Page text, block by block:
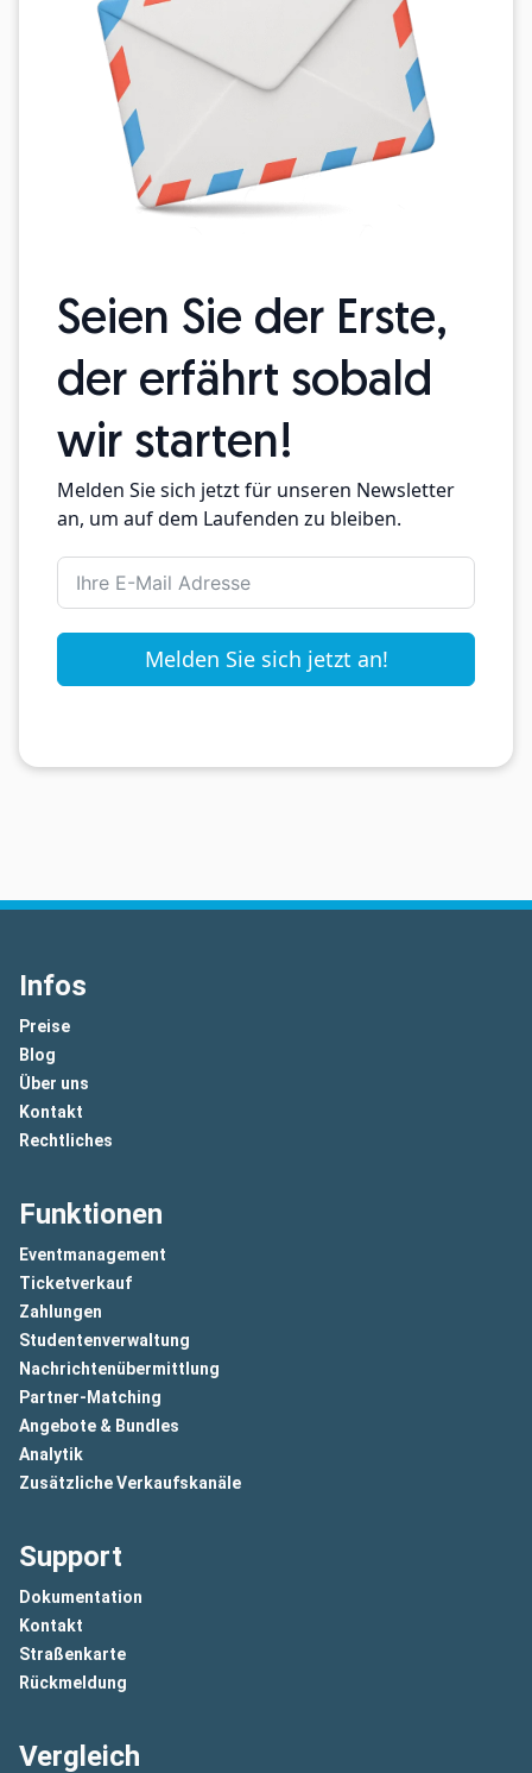
Seien Sie der Erste,
der erfährt sobald
wir starten!
Melden Sie sich jetzt für unseren Newsletter
an, um auf dem Laufenden zu bleiben.
Melden Sie sich jetzt an!
Infos
Preise
Blog
Über uns
Kontakt
Rechtliches
Funktionen
Eventmanagement
Ticketverkauf
Zahlungen
Studentenverwaltung
Nachrichtenübermittlung
Partner-Matching
Angebote & Bundles
Analytik
Zusätzliche Verkaufskanäle
Support
Dokumentation
Kontakt
Straßenkarte
Rückmeldung
Vergleich